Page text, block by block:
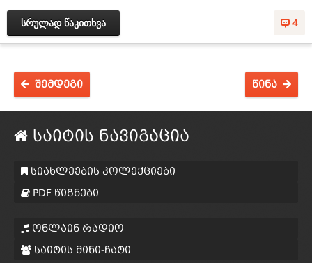
4
სრულად წაკითხვა
წინა
შემდეგი
საიტის ნავიგაცია
სიახლეების კოლექციები
PDF წიგნები
ონლაინ რადიო
საიტის მინი-ჩატი